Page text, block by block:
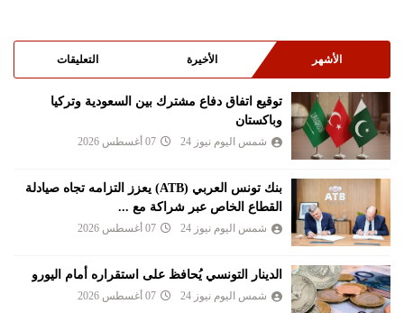
الأشهر الأخيرة التعليقات
توقيع اتفاق دفاع مشترك بين السعودية وتركيا
وباكستان
شمس اليوم نيوز 24 07 أغسطس 2026
بنك تونس العربي (ATB) يعزز التزامه تجاه صيادلة
القطاع الخاص عبر شراكة مع ...
شمس اليوم نيوز 24 07 أغسطس 2026
الدينار التونسي يُحافظ على استقراره أمام اليورو
شمس اليوم نيوز 24 07 أغسطس 2026